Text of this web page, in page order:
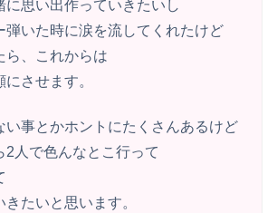
に思い出作っていきたいし
弾いた時に涙を流してくれたけど
ら、これからは
させます。
い事とかホントにたくさんあるけど
2人で色んなとこ行って
たいと思います。